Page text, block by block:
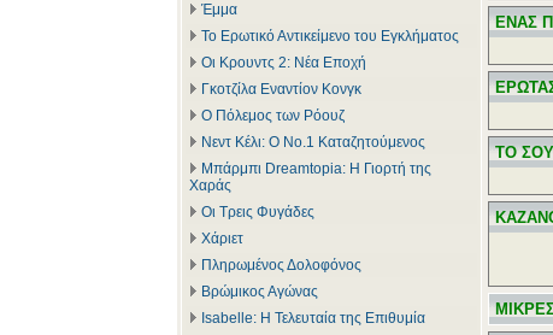
Έμμα
Το Ερωτικό Αντικείμενο του Εγκλήματος
Οι Κρουντς 2: Νέα Εποχή
Γκοτζίλα Εναντίον Κονγκ
Ο Πόλεμος των Ρόουζ
Νεντ Κέλι: Ο Νο.1 Καταζητούμενος
Μπάρμπι Dreamtopia: Η Γιορτή της
Χαράς
Οι Τρεις Φυγάδες
Χάριετ
Πληρωμένος Δολοφόνος
Βρώμικος Αγώνας
Isabelle: Η Τελευταία της Επιθυμία
ΕΝΑΣ
ΤΟ